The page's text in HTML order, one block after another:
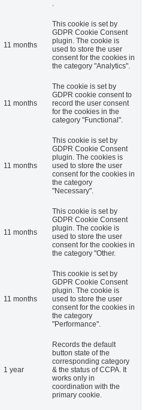
11 months
This cookie is set by
GDPR Cookie Consent
plugin. The cookie is
used to store the user
consent for the cookies in
the category "Analytics".
11 months
The cookie is set by
GDPR cookie consent to
record the user consent
for the cookies in the
category "Functional".
11 months
This cookie is set by
GDPR Cookie Consent
plugin. The cookies is
used to store the user
consent for the cookies in
the category
"Necessary".
11 months
This cookie is set by
GDPR Cookie Consent
plugin. The cookie is
used to store the user
consent for the cookies in
the category "Other.
11 months
This cookie is set by
GDPR Cookie Consent
plugin. The cookie is
used to store the user
consent for the cookies in
the category
"Performance".
1 year
Records the default
button state of the
corresponding category
& the status of CCPA. It
works only in
coordination with the
primary cookie.